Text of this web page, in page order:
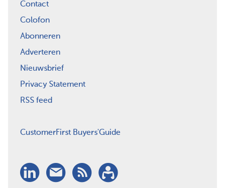
Contact
Colofon
Abonneren
Adverteren
Nieuwsbrief
Privacy Statement
RSS feed
CustomerFirst Buyers'Guide
LinkedIn
Nieuwsbrief
RSSAbonneren